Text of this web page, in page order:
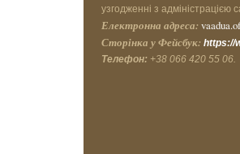
узгодженні з адміністрацією
Електронна адреса:
Сторінка у Фейсбук: https://
Телефон: +38 066 420 55 06.